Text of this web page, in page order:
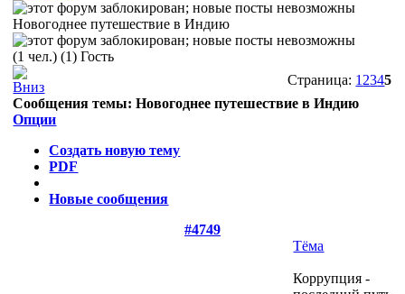
Новогоднее путешествие в Индию
(1 чел.) (1) Гость
Страница: 1 2345
Сообщения темы: Новогоднее путешествие в Индию
Опции
Создать новую тему
PDF
Новые сообщения
#4749
Тёма
Коррупция -